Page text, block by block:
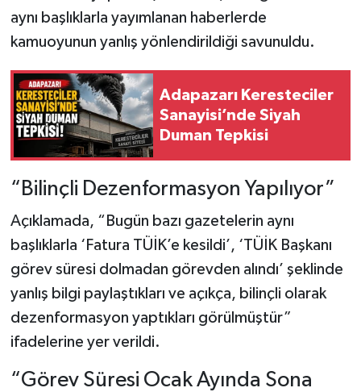
aynı başlıklarla yayımlanan haberlerde
kamuoyunun yanlış yönlendirildiği savunuldu.
Adapazarı Keresteciler
Sanayisi’nde Siyah
Duman Tepkisi
“Bilinçli Dezenformasyon Yapılıyor”
Açıklamada, “Bugün bazı gazetelerin aynı
başlıklarla ‘Fatura TÜİK’e kesildi’, ‘TÜİK Başkanı
görev süresi dolmadan görevden alındı’ şeklinde
yanlış bilgi paylaştıkları ve açıkça, bilinçli olarak
dezenformasyon yaptıkları görülmüştür”
ifadelerine yer verildi.
“Görev Süresi Ocak Ayında Sona